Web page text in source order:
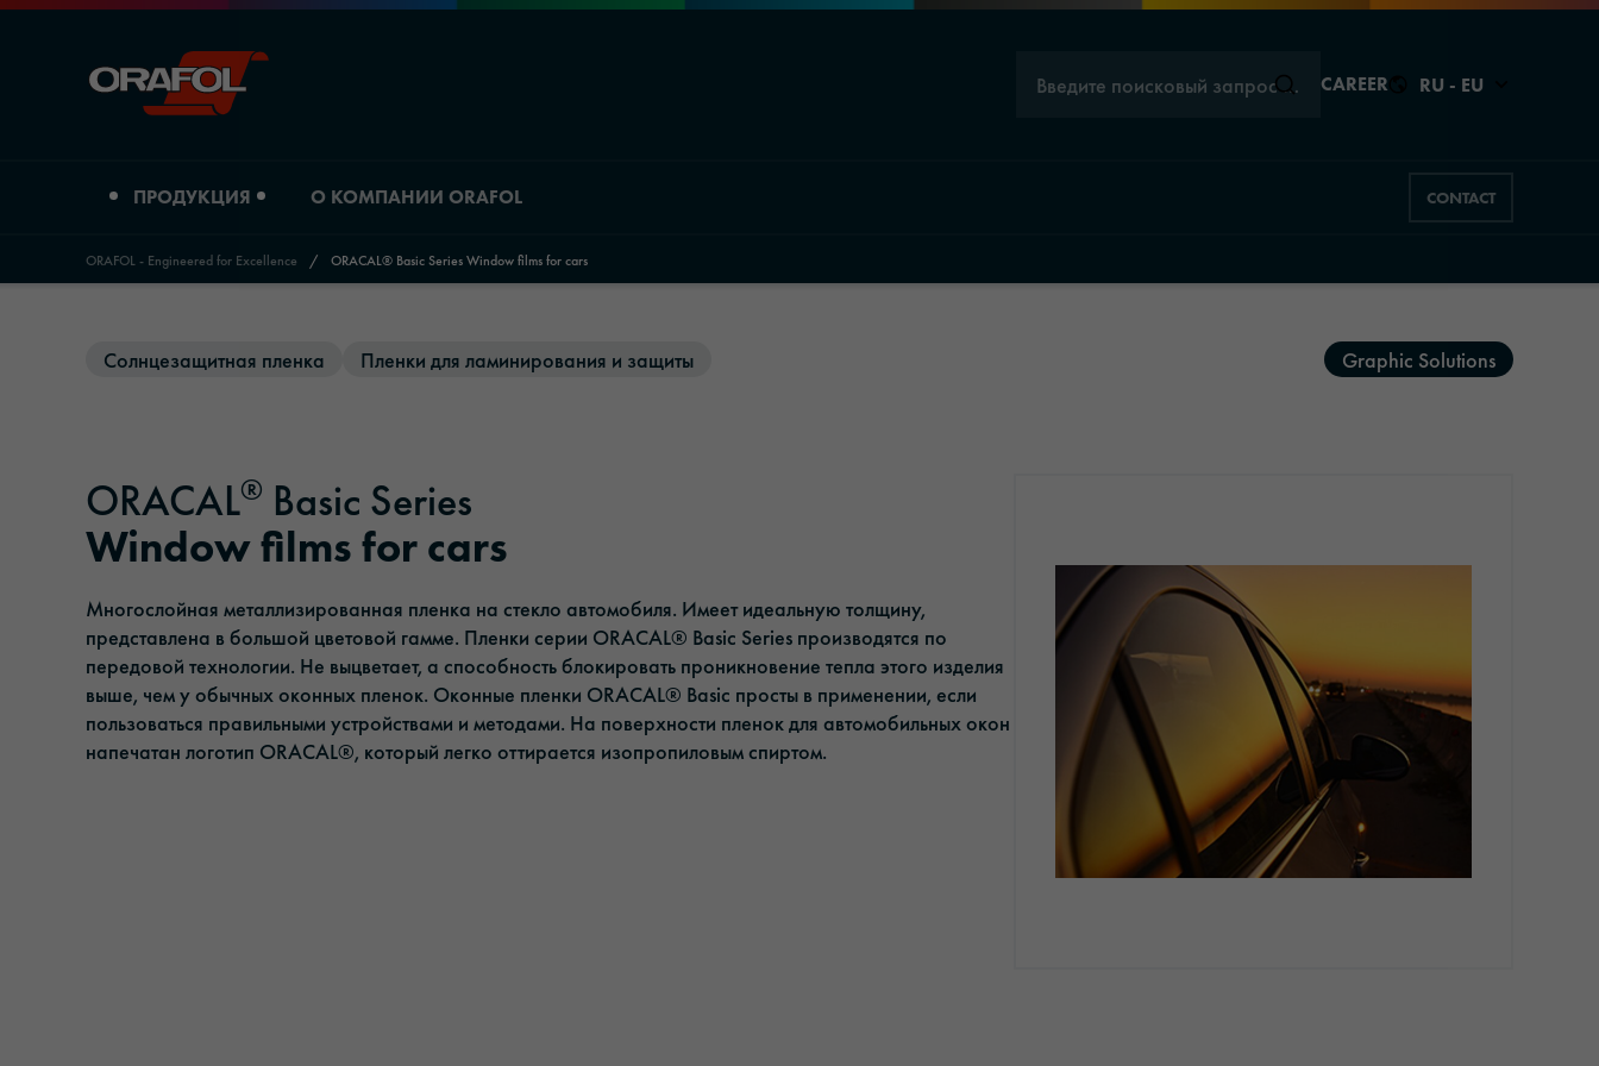
Введите поисковый запрос … CAREER RU - EU
ПРОДУКЦИЯ
Светоотражающие материалы
Клейкие ленты
Солнцезащитная пленка
Пленки для ламинирования и защиты
О КОМПАНИИ ORAFOL
История
Управление
Ответственность
CONTACT
ORAFOL - Engineered for Excellence / ORACAL® Basic Series Window films for cars
Солнцезащитная пленка Пленки для ламинирования и защиты Graphic Solutions
ORACAL® Basic Series
Window films for cars
Многослойная металлизированная пленка на стекло автомобиля. Имеет идеальную толщину,
представлена в большой цветовой гамме. Пленки серии ORACAL® Basic Series производятся по
передовой технологии. Не выцветает, а способность блокировать проникновение тепла этого изделия
выше, чем у обычных оконных пленок. Оконные пленки ORACAL® Basic просты в применении, если
пользоваться правильными устройствами и методами. На поверхности пленок для автомобильных окон
напечатан логотип ORACAL®, который легко оттирается изопропиловым спиртом.